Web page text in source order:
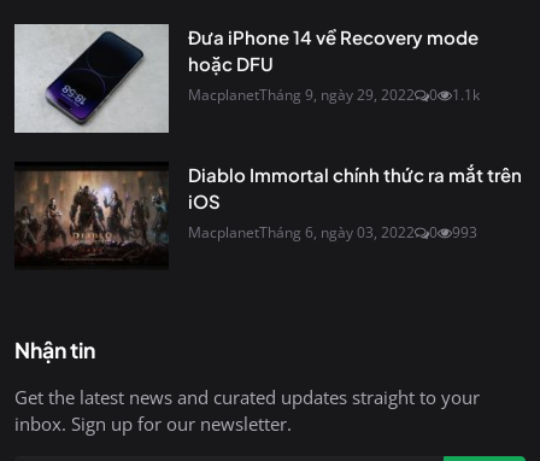
Đưa iPhone 14 về Recovery mode
hoặc DFU
MacplanetTháng 9, ngày 29, 2022 0 1.1k
Diablo Immortal chính thức ra mắt trên
iOS
MacplanetTháng 6, ngày 03, 2022 0 993
Nhận tin
Get the latest news and curated updates straight to your
inbox. Sign up for our newsletter.